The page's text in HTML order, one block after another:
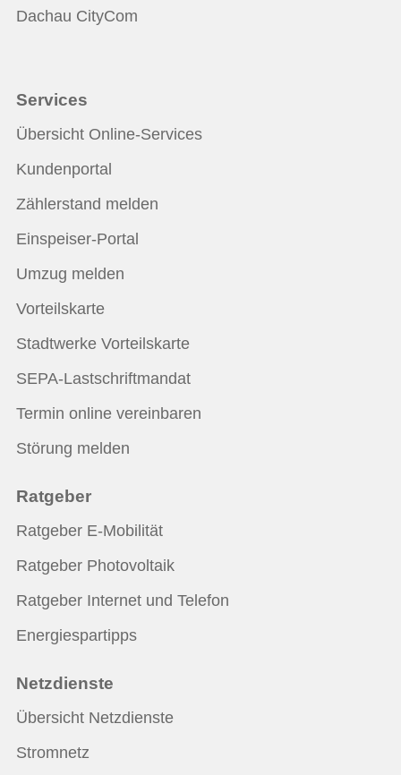
Dachau CityCom
Services
Übersicht Online-Services
Kundenportal
Zählerstand melden
Einspeiser-Portal
Umzug melden
Vorteilskarte
Stadtwerke Vorteilskarte
SEPA-Lastschriftmandat
Termin online vereinbaren
Störung melden
Ratgeber
Ratgeber E-Mobilität
Ratgeber Photovoltaik
Ratgeber Internet und Telefon
Energiespartipps
Netzdienste
Übersicht Netzdienste
Stromnetz